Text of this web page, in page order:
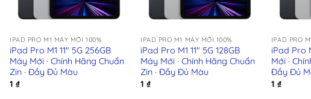
+
IPAD PRO M1 MÁY MỚI 100%
iPad Pro M1 11″ 5G 256GB
Máy Mới · Chính Hãng Chuẩn
Zin · Đầy Đủ Màu
1₫
+
IPAD PRO M1 MÁY MỚI 100%
iPad Pro M1 11″ 5G 128GB
Máy Mới · Chính Hãng Chuẩn
Zin · Đầy Đủ Màu
1₫
+
IPAD PRO
iPad Pro
Mới ·
Đầy Đủ
1 ₫